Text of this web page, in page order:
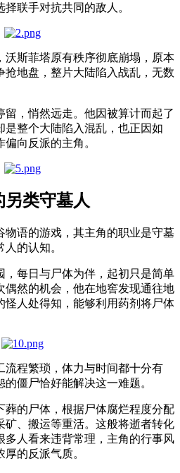
联手对抗共同的敌人。
沃斯菲塔原有秩序彻底崩塌，原本
抢地盘，整片大陆陷入战乱，无数
留，悄然远走。他因被算计而起了
是整个大陆陷入混乱，也正因如
向反派的主角。
类守墓人
物语的游戏，其主角的职业是守墓
的认知。
，每日与尸体为伴，起初只是简单
偶然的机会，他在地窖发现通往地
怪人处得知，能够利用药剂将尸体
流程繁琐，体力与时间都十分有
僵尸恰好能解决这一难题。
葬的尸体，根据尸体腐烂程度分配
矿、搬运等重活。这般将逝者转化
多人看来违背常理，主角的行事风
的反派气质。